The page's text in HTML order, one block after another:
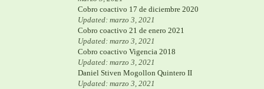
Cobro coactivo 17 de diciembre 2020
Updated: marzo 3, 2021
Cobro coactivo 21 de enero 2021
Updated: marzo 3, 2021
Cobro coactivo Vigencia 2018
Updated: marzo 3, 2021
Daniel Stiven Mogollon Quintero II
Updated: marzo 3, 2021